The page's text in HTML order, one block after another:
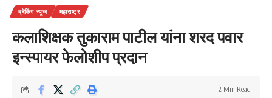
ब्रेकिंग न्यूज महाराष्ट्र
कलाशिक्षक तुकाराम पाटील यांना शरद पवार
इन्स्पायर फेलोशीप प्रदान
2 Min Read